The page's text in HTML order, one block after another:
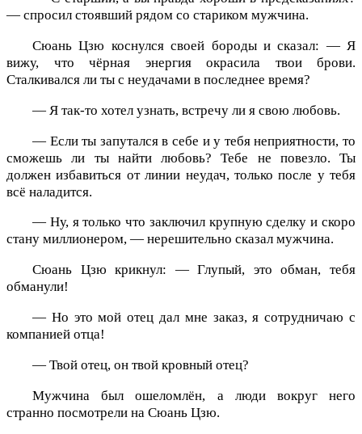
— спросил стоявший рядом со стариком мужчина.
Сюань Цзю коснулся своей бороды и сказал: — Я
вижу, что чёрная энергия окрасила твои брови.
Сталкивался ли ты с неудачами в последнее время?
— Я так-то хотел узнать, встречу ли я свою любовь.
— Если ты запутался в себе и у тебя неприятности, то
сможешь ли ты найти любовь? Тебе не повезло. Ты
должен избавиться от линии неудач, только после у тебя
всё наладится.
— Ну, я только что заключил крупную сделку и скоро
стану миллионером, — нерешительно сказал мужчина.
Сюань Цзю крикнул: — Глупый, это обман, тебя
обманули!
— Но это мой отец дал мне заказ, я сотрудничаю с
компанией отца!
— Твой отец, он твой кровный отец?
Мужчина был ошеломлён, а люди вокруг него
странно посмотрели на Сюань Цзю.